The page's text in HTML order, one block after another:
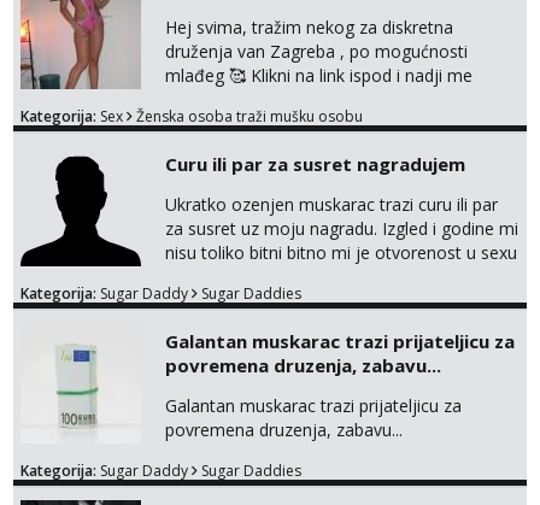
Hej svima, tražim nekog za diskretna
druženja van Zagreba , po mogućnosti
mlađeg 🥰 Klikni na link ispod i nadji me
Kategorija: Sex Ženska osoba traži mušku osobu
Curu ili par za susret nagradujem
Ukratko ozenjen muskarac trazi curu ili par
za susret uz moju nagradu. Izgled i godine mi
nisu toliko bitni bitno mi je otvorenost u sexu
jave na mail . Molim ako je moguce prvi mail
necete pozalit
Kategorija: Sugar Daddy Sugar Daddies
Galantan muskarac trazi prijateljicu za
povremena druzenja, zabavu...
Galantan muskarac trazi prijateljicu za
povremena druzenja, zabavu...
Kategorija: Sugar Daddy Sugar Daddies